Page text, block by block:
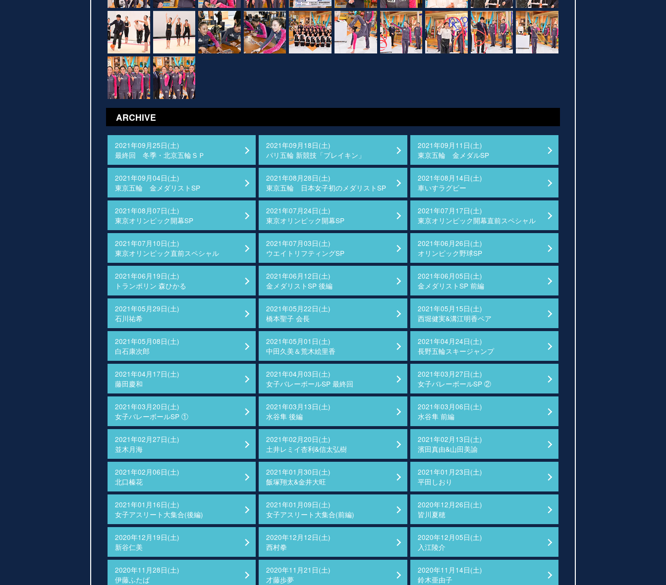
ARCHIVE
2021年09月25日(土)
最終回 冬季・北京五輪ＳＰ
2021年09月18日(土)
パリ五輪 新競技「ブレイキン」
2021年09月11日(土)
東京五輪 金メダルSP
2021年09月04日(土)
東京五輪 金メダリストSP
2021年08月28日(土)
東京五輪 日本女子初のメダリストSP
2021年08月14日(土)
車いすラグビー
2021年08月07日(土)
東京オリンピック開幕SP
2021年07月24日(土)
東京オリンピック開幕SP
2021年07月17日(土)
東京オリンピック開幕直前スペシャル
2021年07月10日(土)
東京オリンピック直前スペシャル
2021年07月03日(土)
ウエイトリフティングSP
2021年06月26日(土)
オリンピック野球SP
2021年06月19日(土)
トランポリン 森ひかる
2021年06月12日(土)
金メダリストSP 後編
2021年06月05日(土)
金メダリストSP 前編
2021年05月29日(土)
石川祐希
2021年05月22日(土)
橋本聖子 会長
2021年05月15日(土)
西堀健実&溝江明香ペア
2021年05月08日(土)
白石康次郎
2021年05月01日(土)
中田久美＆荒木絵里香
2021年04月24日(土)
長野五輪スキージャンプ
2021年04月17日(土)
藤田慶和
2021年04月03日(土)
女子バレーボールSP 最終回
2021年03月27日(土)
女子バレーボールSP ②
2021年03月20日(土)
女子バレーボールSP ①
2021年03月13日(土)
水谷隼 後編
2021年03月06日(土)
水谷隼 前編
2021年02月27日(土)
並木月海
2021年02月20日(土)
土井レミイ杏利&信太弘樹
2021年02月13日(土)
濱田真由&山田美諭
2021年02月06日(土)
北口榛花
2021年01月30日(土)
飯塚翔太&金井大旺
2021年01月23日(土)
平田しおり
2021年01月16日(土)
女子アスリート大集合(後編)
2021年01月09日(土)
女子アスリート大集合(前編)
2020年12月26日(土)
皆川夏穂
2020年12月19日(土)
新谷仁美
2020年12月12日(土)
西村拳
2020年12月05日(土)
入江陵介
2020年11月28日(土)
伊藤ふたば
2020年11月21日(土)
才藤歩夢
2020年11月14日(土)
鈴木亜由子